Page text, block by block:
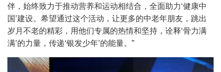
伴，始终致力于推动营养和运动相结合，全面助力‘健康中
国 ’建设。希望通过这个活动，让更多的中老年朋友，跳出
岁月不老的精彩，用他们专属的热情和坚持，诠释‘骨力满
满’的力量，传递‘银发少年’的能量。 ”